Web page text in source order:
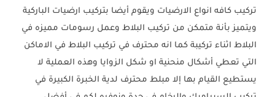
تركيب كافه انواع الارضيات ويقوم أيضا بتركيب ارضيات الباركية
ويتميز بأنة متمكن من تركيب البلاط وعمل رسومات مميزه في
البلاط اثناء تركيبة كما انه محترف في تركيب البلاط في الاماكن
التي تعطي أشكال منحنية او شكل الزوايا وهذه العملية لا
يستطيع القيام بها إلا مبلط محترف لدية الخبرة الكبيرة في